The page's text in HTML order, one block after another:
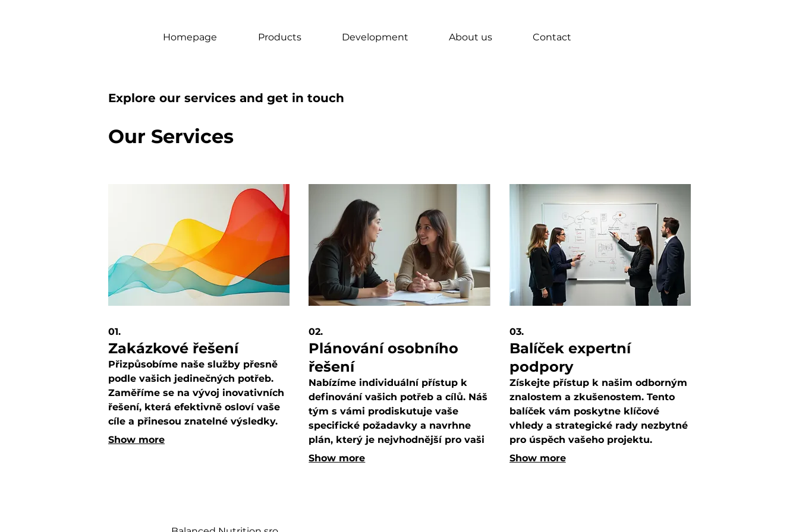
Homepage Products Development About us Contact
Explore our services and get in touch
Our Services
01.
Zakázkové řešení
Přizpůsobíme naše služby přesně
podle vašich jedinečných potřeb.
Zaměříme se na vývoj inovativních
řešení, která efektivně osloví vaše
cíle a přinesou znatelné výsledky.
Společně prozkoumáme všechny
Show more
02.
Plánování osobního
řešení
Nabízíme individuální přístup k
definování vašich potřeb a cílů. Náš
tým s vámi prodiskutuje vaše
specifické požadavky a navrhne
plán, který je nejvhodnější pro vaši
situaci. Důležité je pro nás plné
Show more
03.
Balíček expertní
podpory
Získejte přístup k našim odborným
znalostem a zkušenostem. Tento
balíček vám poskytne klíčové
vhledy a strategické rady nezbytné
pro úspěch vašeho projektu.
Pomůžeme vám překonat překážky
Show more